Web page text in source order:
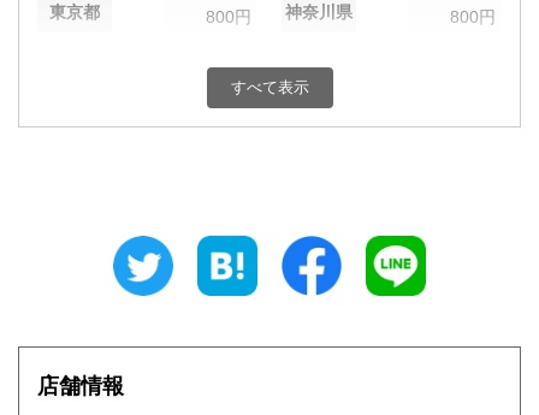
東京都 800円 神奈川県 800円
800円 富山県
800円 三重県
大阪府
すべて表示
店舗情報